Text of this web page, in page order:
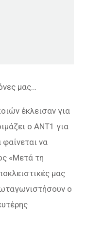
μας…
έκλεισαν για
ο ANT1 για
φαίνεται να
«Μετά τη
μας
ο